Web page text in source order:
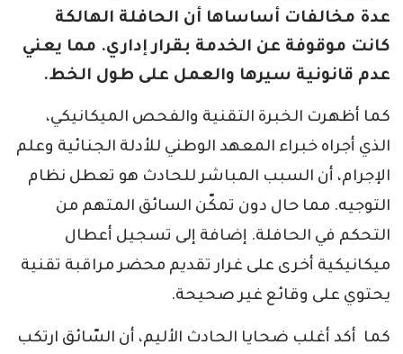
عدة مخالفات أساساها أن الحافلة الهالكة
كانت موقوفة عن الخدمة بقرار إداري. مما يعني
عدم قانونية سيرها والعمل على طول الخط.
كما أظهرت الخبرة التقنية والفحص الميكانيكي،
الذي أجراه خبراء المعهد الوطني للأدلة الجنائية وعلم
الإجرام، أن السبب المباشر للحادث هو تعطل نظام
التوجيه. مما حال دون تمكّن السائق المتهم من
التحكم في الحافلة. إضافة إلى تسجيل أعطال
ميكانيكية أخرى على غرار تقديم محضر مراقبة تقنية
يحتوي على وقائع غير صحيحة.
كما أكد أغلب ضحايا الحادث الأليم، أن السّائق ارتكب